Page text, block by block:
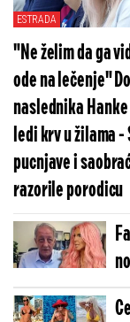
ESTRADA
"Ne želim da ga
ode na lečenje"
naslednika
ledi krv u žilama
pucnjave i
razorile porodicu